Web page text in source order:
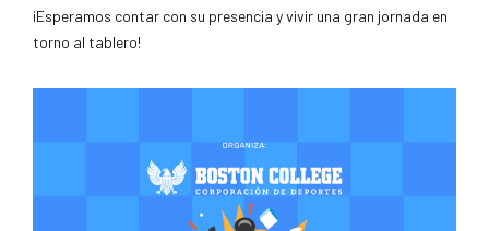
¡Esperamos contar con su presencia y vivir una gran jornada en
torno al tablero!